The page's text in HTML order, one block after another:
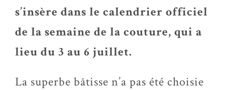
s’insère dans le calendrier officiel
de la semaine de la couture, qui a
lieu du 3 au 6 juillet.
La superbe bâtisse n’a pas été choisie